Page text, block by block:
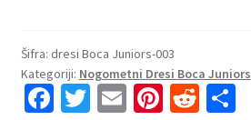
Dresi
komplet
Boca
Šifra: dresi Boca Juniors-003
Kategoriji: Nogometni Dresi Boca Juniors
Fa T E Pi R S